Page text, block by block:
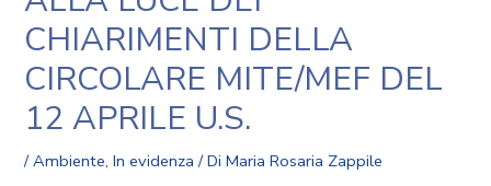
CHIARIMENTI DELLA
CIRCOLARE MITE/MEF DEL
12 APRILE U.S.
/Ambiente,In evidenza / DiMaria Rosaria Zappile